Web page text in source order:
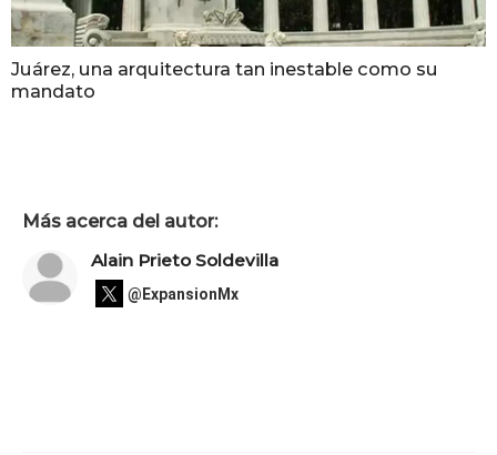
Juárez, una arquitectura tan inestable como su
mandato
Más acerca del autor:
Alain Prieto Soldevilla
@ExpansionMx